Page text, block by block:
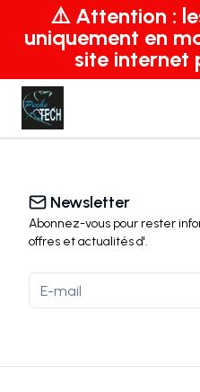
⚠️ Attention :
uniquement en
site internet
Newsletter
Abonnez-vous pour rester
offres et actualitésd'.